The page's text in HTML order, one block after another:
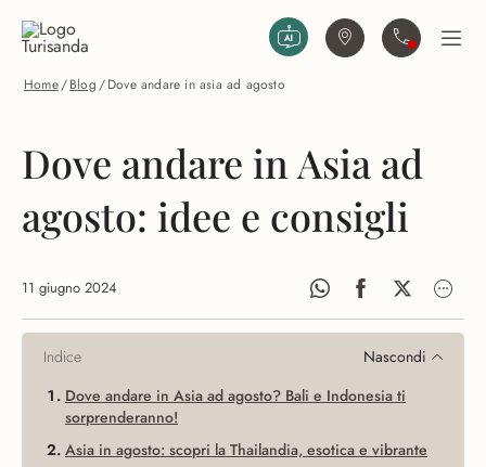
Trova agenziaContattaciApri
Home/Blog/Dove andare in asia ad agosto
Dove andare in Asia ad
agosto: idee e consigli
11 giugno 2024
Indice
Nascondi
Dove andare in Asia ad agosto? Bali e Indonesia ti
sorprenderanno!
Asia in agosto: scopri la Thailandia, esotica e vibrante